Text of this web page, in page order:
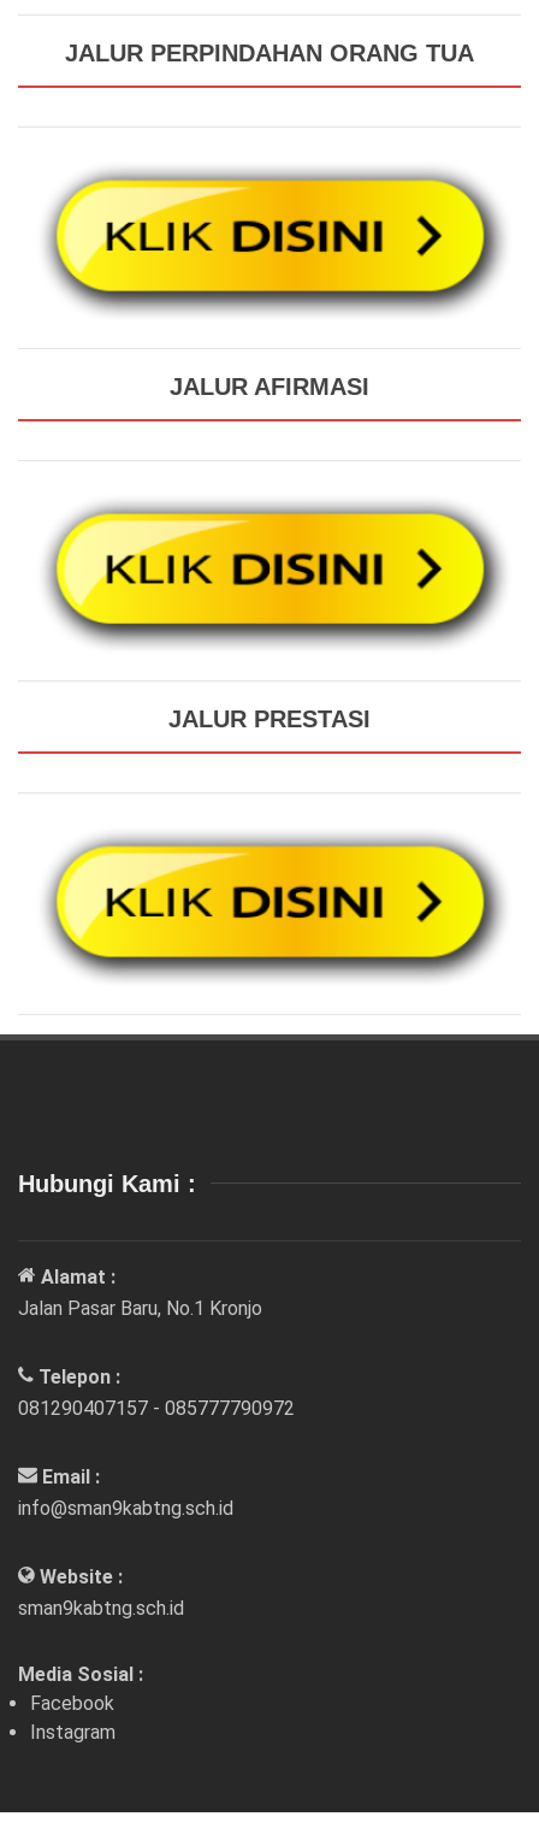
JALUR PERPINDAHAN ORANG TUA
JALUR AFIRMASI
JALUR PRESTASI
Hubungi Kami :
Alamat :
Jalan Pasar Baru, No.1 Kronjo
Telepon :
081290407157 - 085777790972
Email :
info@sman9kabtng.sch.id
Website :
sman9kabtng.sch.id
Media Sosial :
Facebook
Instagram